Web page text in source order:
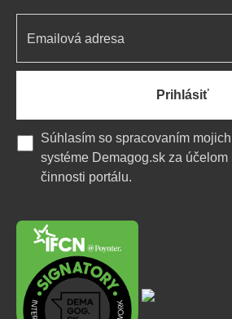
Prihlásiť
Súhlasím so spracovaním mojich
systéme Demagog.sk za
činnosti portálu.